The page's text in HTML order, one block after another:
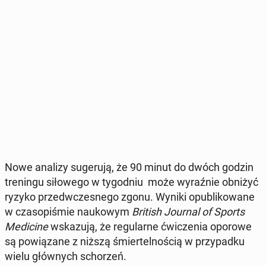
Nowe analizy su­ge­ru­ją, że 90 minut do dwóch godzin
tre­nin­gu si­ło­we­go w ty­go­dniu może wy­raź­nie obniżyć
ryzyko przed­wcze­sne­go zgonu. Wyniki opu­bli­ko­wa­ne
w cza­so­pi­śmie na­uko­wym British Journal of Sports
Me­di­ci­newska­zu­ją, że re­gu­lar­ne ćwi­cze­nia oporowe
są po­wią­za­ne z niższą śmier­tel­no­ścią w przy­pad­ku
wielu głów­nych scho­rzeń.